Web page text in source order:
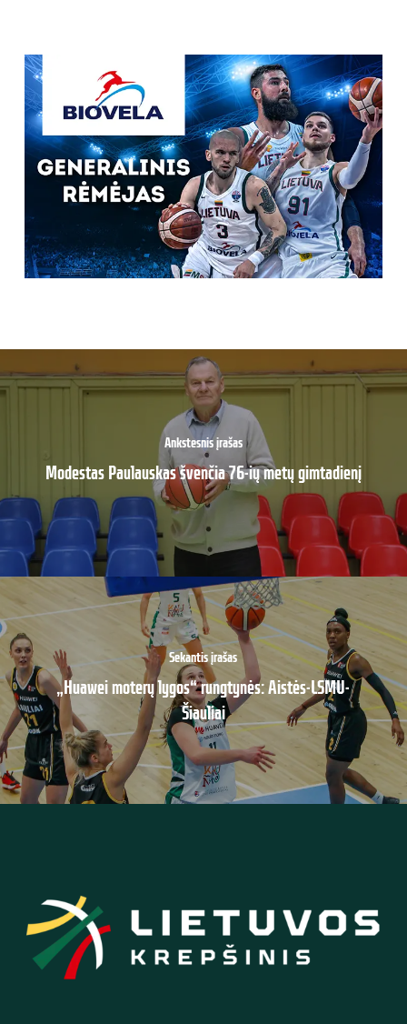
Ankstesnis įrašas
Modestas Paulauskas švenčia 76-ių metų gimtadienį
Sekantis įrašas
„Huawei moterų lygos“ rungtynės: Aistės-LSMU-
Šiauliai